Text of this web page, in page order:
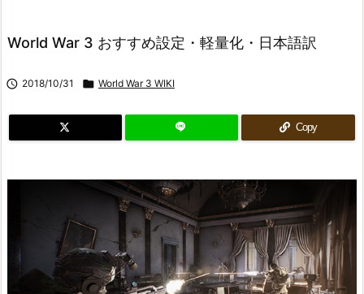
World War 3 おすすめ設定・軽量化・日本語訳
 2018/10/31  World War 3 WIKI
Copy